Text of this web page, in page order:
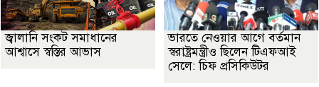
জ্বালানি সংকট সমাধানের
আশ্বাসে স্বস্তির আভাস
ভারতে নেওয়ার আগে বর্তমান
স্বরাষ্ট্রমন্ত্রীও ছিলেন টিএফআই
সেলে: চিফ প্রসিকিউটর